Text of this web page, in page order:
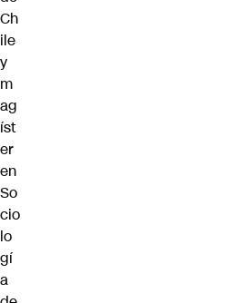
Ch
ile
y
m
ag
íst
er
en
So
cio
lo
gí
a